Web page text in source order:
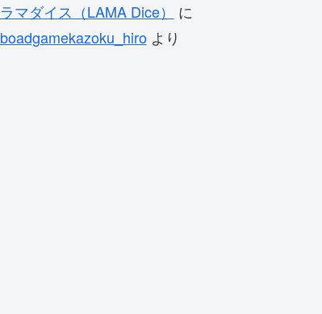
ラマダイス（LAMA Dice）
に
boadgamekazoku_hiroより